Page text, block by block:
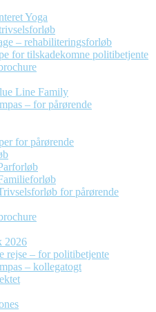
Yoga
– rehabiliteringsforløb
for tilskadekomne politibetjente
Line Family
– for pårørende
for pårørende
for pårørende
2026
rejse – for politibetjente
– kollegatogt